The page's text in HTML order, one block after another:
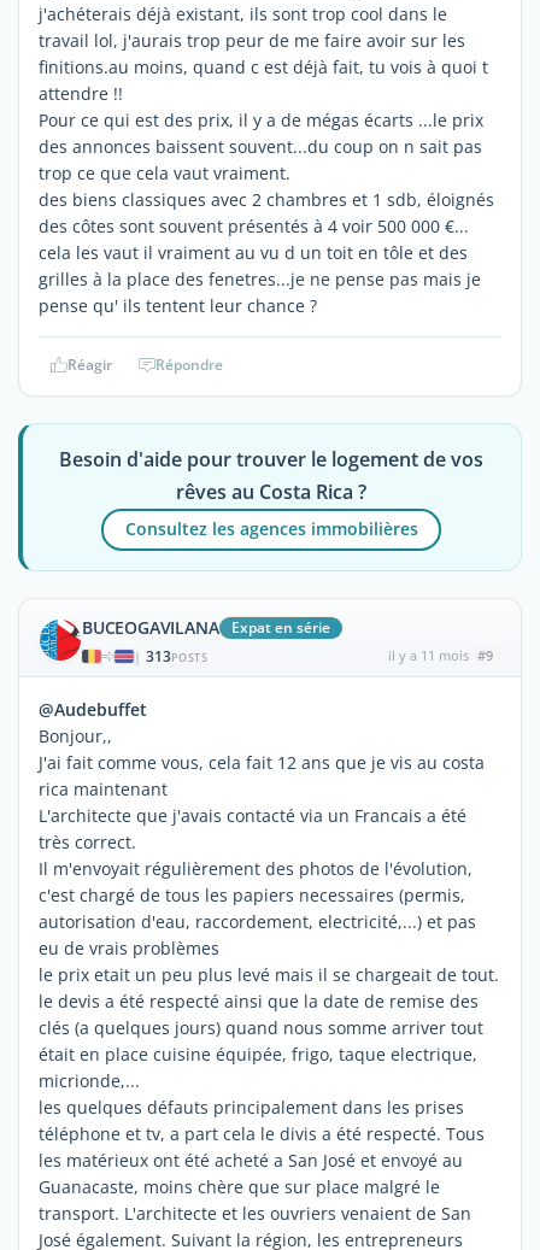
j'achéterais déjà existant, ils sont trop cool dans le
travail lol, j'aurais trop peur de me faire avoir sur les
finitions.au moins, quand c est déjà fait, tu vois à quoi t
attendre !!
Pour ce qui est des prix, il y a de mégas écarts ...le prix
des annonces baissent souvent...du coup on n sait pas
trop ce que cela vaut vraiment.
des biens classiques avec 2 chambres et 1 sdb, éloignés
des côtes sont souvent présentés à 4 voir 500 000 €...
cela les vaut il vraiment au vu d un toit en tôle et des
grilles à la place des fenetres...je ne pense pas mais je
pense qu' ils tentent leur chance ?
Réagir Répondre
Besoin d'aide pour trouver le logement de vos
rêves au Costa Rica ?
Consultez les agences immobilières
BUCEOGAVILANA Expat en série
| 313POSTS il y a 11 mois #9
@Audebuffet
Bonjour,,
J'ai fait comme vous, cela fait 12 ans que je vis au costa
rica maintenant
L'architecte que j'avais contacté via un Francais a été
très correct.
Il m'envoyait régulièrement des photos de l'évolution,
c'est chargé de tous les papiers necessaires (permis,
autorisation d'eau, raccordement, electricité,...) et pas
eu de vrais problèmes
le prix etait un peu plus levé mais il se chargeait de tout.
le devis a été respecté ainsi que la date de remise des
clés (a quelques jours) quand nous somme arriver tout
était en place cuisine équipée, frigo, taque electrique,
micrionde,...
les quelques défauts principalement dans les prises
téléphone et tv, a part cela le divis a été respecté. Tous
les matérieux ont été acheté a San José et envoyé au
Guanacaste, moins chère que sur place malgré le
transport. L'architecte et les ouvriers venaient de San
José également. Suivant la région, les entrepreneurs